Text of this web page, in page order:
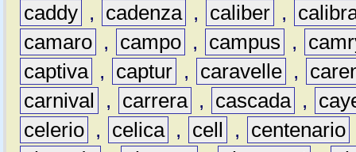
caddy , cadenza , caliber ,
camaro , campo , campus ,
captiva , captur , caravelle ,
carnival
, carrera , cascada ,
celerio , celica , cell , centenario